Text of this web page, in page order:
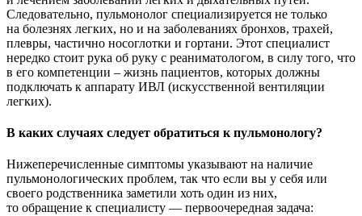
Следовательно, пульмонолог специализируется не только
на болезнях легких, но и на заболеваниях бронхов, трахей,
плевры, частично носоглотки и гортани. Этот специалист
нередко стоит рука об руку с реаниматологом, в силу того, что
в его компетенции – жизнь пациентов, которых должны
подключать к аппарату ИВЛ (искусственной вентиляции
легких).
В каких случаях следует обратиться к пульмонологу?
Нижеперечисленные симптомы указывают на наличие
пульмонологических проблем, так что если вы у себя или
своего родственника заметили хоть один из них,
то обращение к специалисту — первоочередная задача: